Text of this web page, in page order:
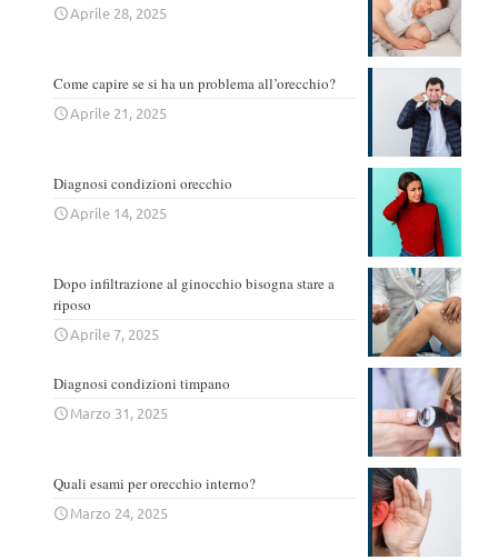
Aprile 28, 2025
Come capire se si ha un problema all’orecchio?
Aprile 21, 2025
Diagnosi condizioni orecchio
Aprile 14, 2025
Dopo infiltrazione al ginocchio bisogna stare a
riposo
Aprile 7, 2025
Diagnosi condizioni timpano
Marzo 31, 2025
Quali esami per orecchio interno?
Marzo 24, 2025